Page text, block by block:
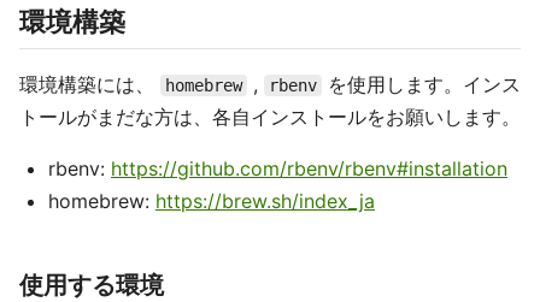
環境構築
環境構築には、 homebrew , rbenv
を使用します。インス
トールがまだな方は、各自インストールをお願いします。
rbenv: https://github.com/rbenv/rbenv#installation
homebrew: https://brew.sh/index_ja
使用する環境